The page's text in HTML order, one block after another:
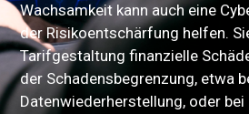
Wachsamkeit kann auch eine
der Risikoentschärfung helfen.
Tarifgestaltung finanzielle
der Schadensbegrenzung, etwa
Datenwiederherstellung, oder